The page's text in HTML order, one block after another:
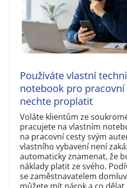
Používáte vlastní
notebook pro pracovní
nechte proplatit
Voláte klientům ze
pracujete na vlastním
na pracovní cesty svým
vlastního vybavení není
automaticky znamenat, že
náklady platit ze svého.
se zaměstnavatelem